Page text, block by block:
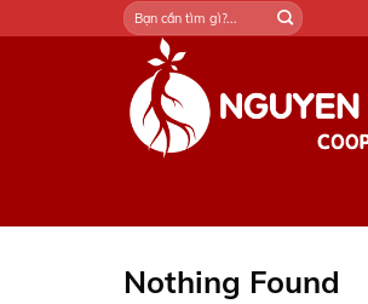
to
Tìm
kiếm:
Nothing Found